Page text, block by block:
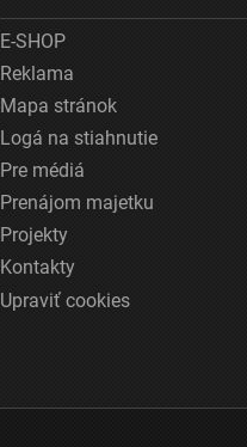
E-SHOP
Reklama
Mapa stránok
Logá na stiahnutie
Pre médiá
Prenájom majetku
Projekty
Kontakty
Upraviť cookies